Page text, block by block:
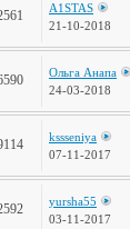
A1STAS
21-10-2018
Ольга Анапа
24-03-2018
kssseniya
07-11-2017
yursha55
03-11-2017